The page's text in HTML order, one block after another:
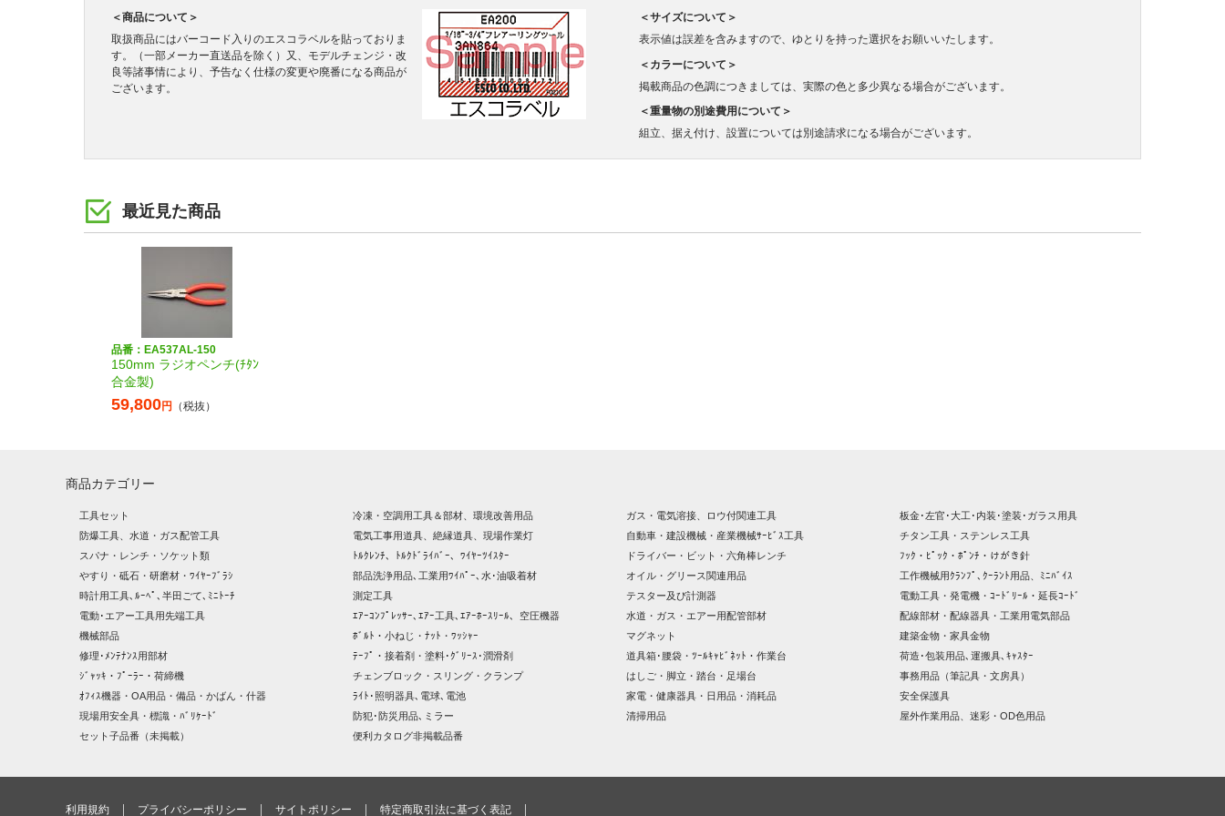
＜商品について＞
取扱商品にはバーコード入りのエスコラベルを貼っておりま
す。（一部メーカー直送品を除く）又、モデルチェンジ・改
良等諸事情により、予告なく仕様の変更や廃番になる商品が
ございます。
＜サイズについて＞
表示値は誤差を含みますので、ゆとりを持った選択をお願いいたします。
＜カラーについて＞
掲載商品の色調につきましては、実際の色と多少異なる場合がございます。
＜重量物の別途費用について＞
組立、据え付け、設置については別途請求になる場合がございます。
最近見た商品
品番：EA537AL-150
150mm ラジオペンチ(ﾁﾀﾝ
合金製)
59,800円 （税抜）
商品カテゴリー
工具セット 冷凍・空調用工具＆部材、環境改善用品 ガス・電気溶接、ロウ付関連工具
板金･左官･大工･内装･塗装･ガラス用具
防爆工具、水道・ガス配管工具
電気工事用道具、絶縁道具、現場作業灯 自動車・建設機械・産業機械ｻｰﾋﾞｽ工具
チタン工具・ステンレス工具
スパナ・レンチ・ソケット類
ﾄﾙｸﾚﾝﾁ、ﾄﾙｸﾄﾞﾗｲﾊﾞｰ、ﾜｲﾔｰﾂｲｽﾀｰ ドライバー・ビット・六角棒レンチ
ﾌｯｸ・ﾋﾟｯｸ・ﾎﾟﾝﾁ・けがき針
やすり・砥石・研磨材・ﾜｲﾔｰﾌﾞﾗｼ
部品洗浄用品､工業用ﾜｲﾊﾟｰ､水･油吸着材 オイル・グリース関連用品
工作機械用ｸﾗﾝﾌﾟ､ｸｰﾗﾝﾄ用品、ﾐﾆﾊﾞｲｽ
時計用工具､ﾙｰﾍﾟ､半田ごて､ﾐﾆﾄｰﾁ
測定工具 テスター及び計測器
電動工具・発電機・ｺｰﾄﾞﾘｰﾙ・延長ｺｰﾄﾞ
電動･エアー工具用先端工具
ｴｱｰｺﾝﾌﾟﾚｯｻｰ､ｴｱｰ工具､ｴｱｰﾎｰｽﾘｰﾙ、空圧機器 水道・ガス・エアー用配管部材
配線部材・配線器具・工業用電気部品
機械部品
ﾎﾞﾙﾄ・小ねじ・ﾅｯﾄ・ﾜｯｼｬｰ マグネット
建築金物・家具金物
修理･ﾒﾝﾃﾅﾝｽ用部材
ﾃｰﾌﾟ・接着剤・塗料･ｸﾞﾘｰｽ･潤滑剤 道具箱･腰袋・ﾂｰﾙｷｬﾋﾞﾈｯﾄ・作業台
荷造･包装用品､運搬具､ｷｬｽﾀｰ
ｼﾞｬｯｷ・ﾌﾟｰﾗｰ・荷締機
チェンブロック・スリング・クランプ はしご・脚立・踏台・足場台
事務用品（筆記具・文房具）
ｵﾌｨｽ機器・OA用品・備品・かばん・什器
ﾗｲﾄ･照明器具､電球､電池 家電・健康器具・日用品・消耗品
安全保護具
現場用安全具・標識・ﾊﾞﾘｹｰﾄﾞ
防犯･防災用品､ミラー 清掃用品
屋外作業用品、迷彩・OD色用品
セット子品番（未掲載）
便利カタログ非掲載品番
利用規約 プライバシーポリシー サイトポリシー 特定商取引法に基づく表記